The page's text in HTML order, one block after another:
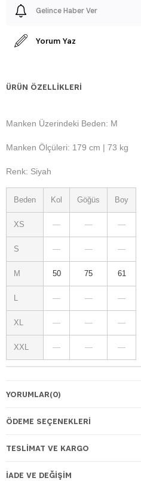
Gelince Haber Ver
Yorum Yaz
ÜRÜN ÖZELLIKLERI
Manken Üzerindeki Beden: M
Manken Ölçüleri: 179 cm | 73 kg
Renk: Siyah
Beden Kol Göğüs Boy
XS — — —
S — — —
M 50 75 61
— — —
XL — — —
XXL — — —
YORUMLAR(0)
ÖDEME SEÇENEKLERI
TESLIMAT VE KARGO
İADE VE DEĞIŞIM